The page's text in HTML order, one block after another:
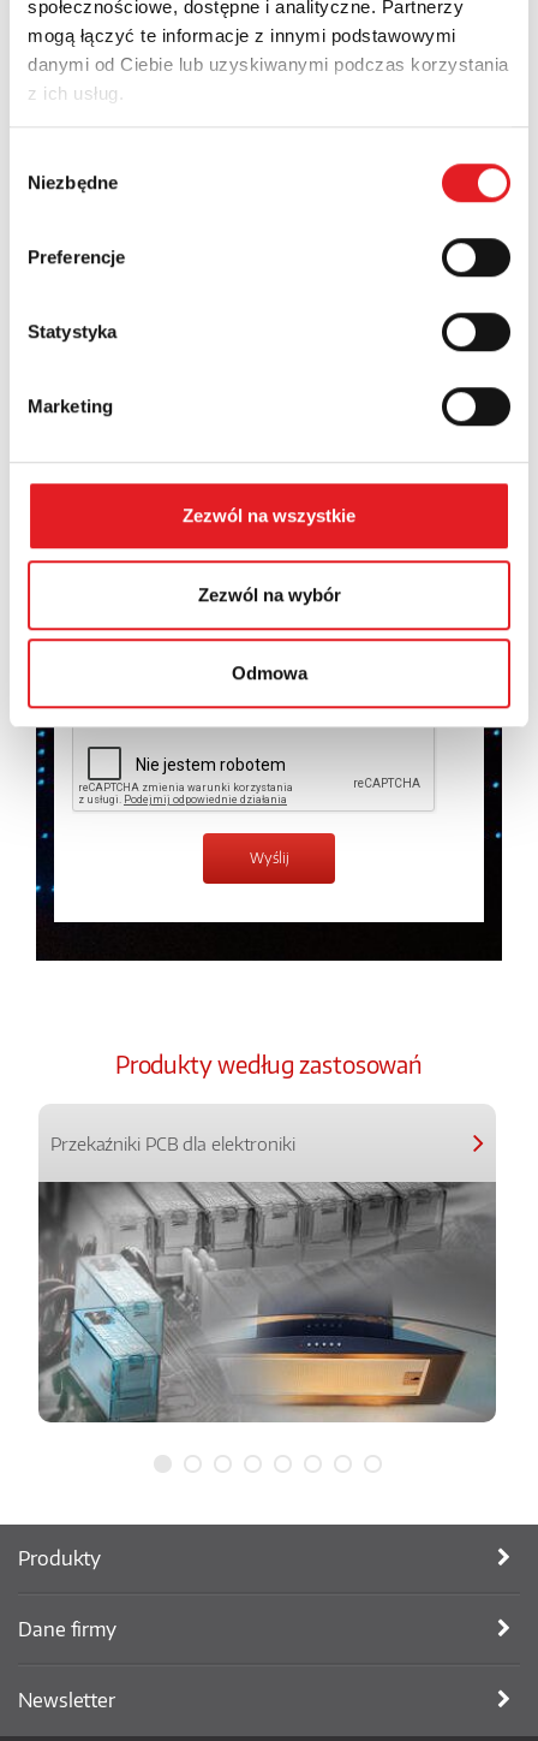
społecznościowe, dostępne i analityczne. Partnerzy
mogą łączyć te informacje z innymi podstawowymi
danymi od Ciebie lub uzyskiwanymi podczas korzystania
z ich usług.
zgody
Niezbędne
Preferencje
Statystyka
Marketing
Zezwól na wszystkie
Zezwól na wybór
Odmowa
Nazwa firmy:
Numer telefonu:
Wyrażam zgodę na przetwarzanie moich danych
osobowych przez Relpol S.A. Więcej informacji na
temat przetwarzania danych osobowych w
prywatności.*
Zapoznałem z treściąPolityki Prywatności
Produkty według zastosowań
Przekaźniki PCB dla elektroniki
Produkty
Dane firmy
Newsletter